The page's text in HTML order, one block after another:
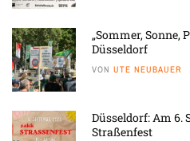
„Sommer, Sonne,
Düsseldorf
VON UTE NEUBAUER
Düsseldorf: Am 6.
Straßenfest